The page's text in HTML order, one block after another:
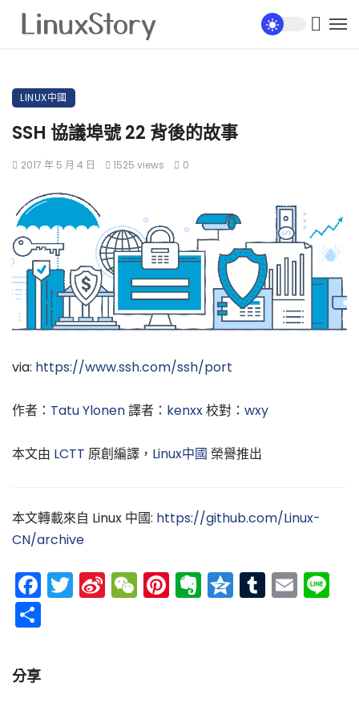
LINUX中國
SSH 協議埠號 22 背後的故事
2017 年 5 月 4 日 1525 views 0
via: https://www.ssh.com/ssh/port
作者： Tatu Ylonen譯者： kenxx校對： wxy
本文由 LCTT 原創編譯， Linux中國 榮譽推出
本文轉載來自 Linux 中國: https://github.com/Linux-
CN/archive
Facebook
Twitter
Sina
Weibo
WeChat
Pinterest
Evernote
Qzone
Tumblr
分享